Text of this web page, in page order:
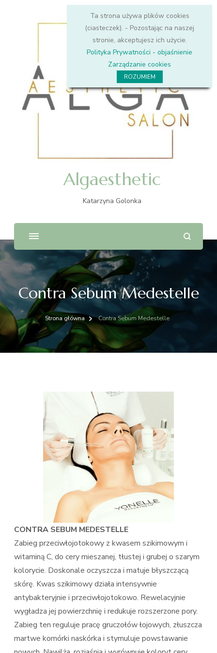
Algaesthetic
Katarzyna Golonka
Contra Sebum Medestelle
Strona główna Contra Sebum Medestelle
CONTRA SEBUM MEDESTELLE
Zabieg przeciwłojotokowy z kwasem szikimowym i
witaminą C, do cery mieszanej, tłustej i grubej o szarym
kolorycie. Doskonale oczyszcza i matuje błyszczącą
skórę. Kwas szikimowy działa intensywnie
antybakteryjnie i przeciwłojotokowo. Rewelacyjnie
wygładza jej powierzchnię i redukuje rozszerzone pory.
Zabieg ten reguluje pracę gruczołów łojowych, złuszcza
martwe komórki naskórka i stymuluje powstawanie
Ta strona używa plików cookies
(ciasteczek). - Pozostając na naszej
stronie, akceptujesz ich użycie.
Polityka Prywatności - objaśnienie
Zarządzanie cookies
ROZUMIEM